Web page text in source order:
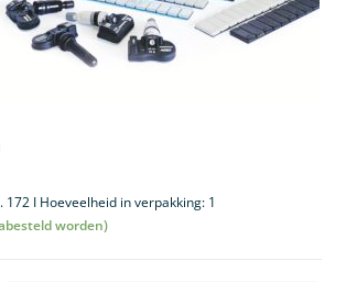
172 I Hoeveelheid in verpakking: 1
worden)